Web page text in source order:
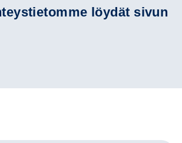
löydät sivun